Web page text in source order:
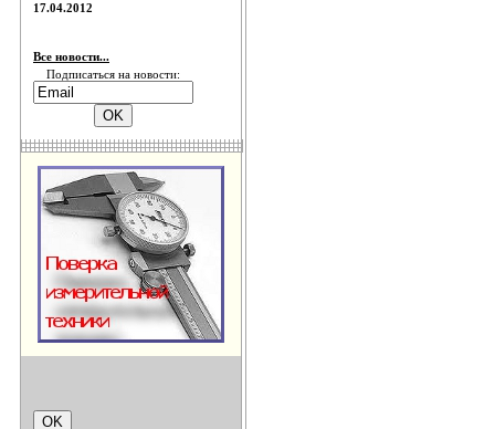
17.04.2012
Все новости...
Подписаться на новости: